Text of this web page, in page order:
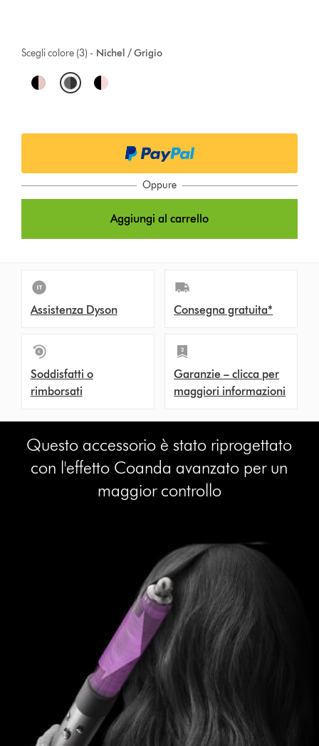
Nichel / Grigio
Scegli colore (3) -
O
t
o
s
Oppure
Aggiungi al carrello
Assistenza Dyson Consegna gratuita*
Soddisfatti o
rimborsati
Garanzie – clicca per
maggiori informazioni
Questo accessorio è stato riprogettato
con l'effetto Coanda avanzato per un
maggior controllo